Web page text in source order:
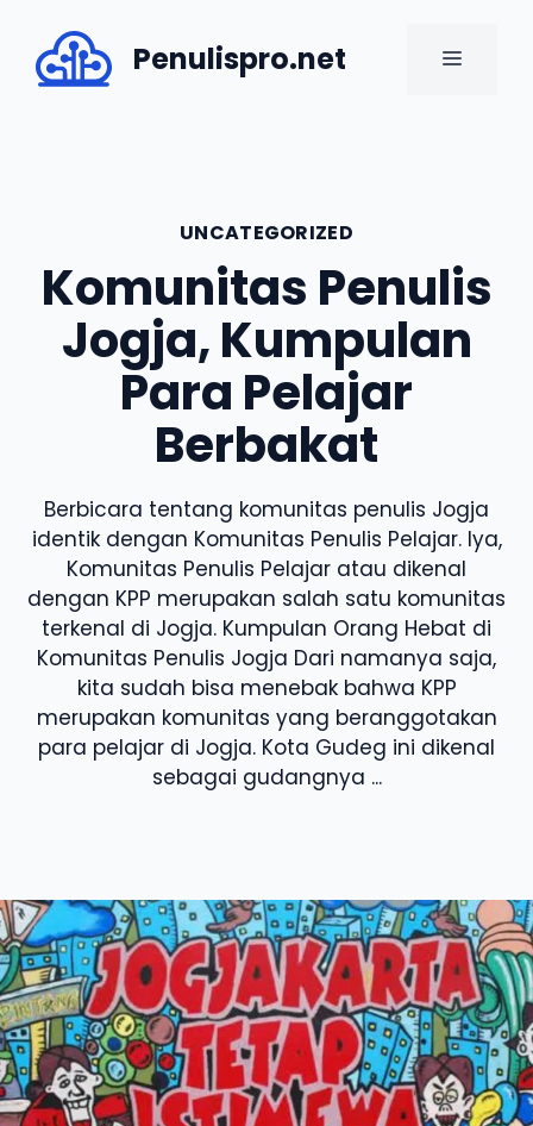
content
Penulispro.net MENU
UNCATEGORIZED
Komunitas Penulis
Jogja, Kumpulan
Para Pelajar
Berbakat
Berbicara tentang komunitas penulis Jogja
identik dengan Komunitas Penulis Pelajar. Iya,
Komunitas Penulis Pelajar atau dikenal
dengan KPP merupakan salah satu komunitas
terkenal di Jogja. Kumpulan Orang Hebat di
Komunitas Penulis Jogja Dari namanya saja,
kita sudah bisa menebak bahwa KPP
merupakan komunitas yang beranggotakan
para pelajar di Jogja. Kota Gudeg ini dikenal
sebagai gudangnya ...